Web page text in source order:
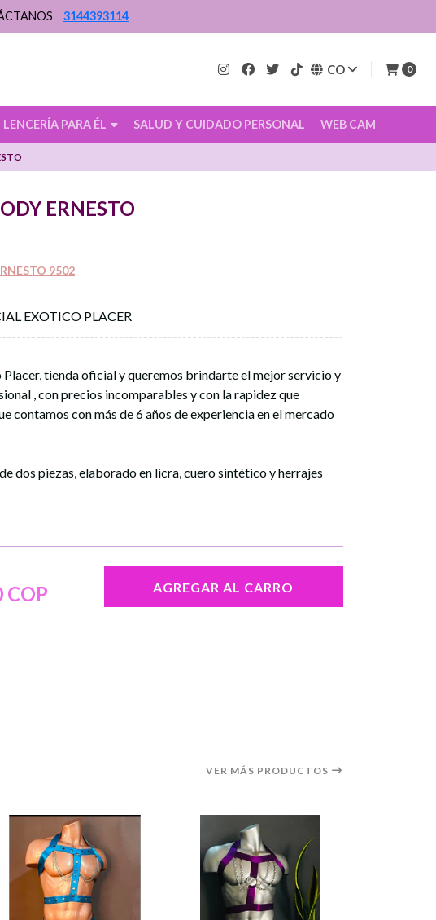
CO 0
LENCERÍA PARA ÉL SALUD Y CUIDADO PERSONAL WEB CAM
3144393114
ERNESTO
9502
EXOTICO PLACER
Placer, tienda oficial y queremos brindarte el mejor servicio y
, con precios incomparables y con la rapidez que
contamos con más de 6 años de experiencia en el mercado
dos piezas, elaborado en licra, cuero sintético y herrajes
COP AGREGAR AL CARRO
VER MÁS PRODUCTOS